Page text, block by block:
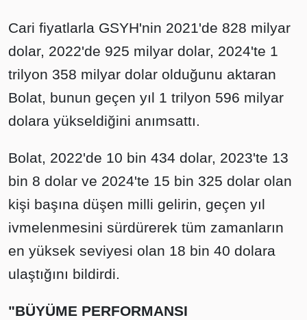
Cari fiyatlarla GSYH'nin 2021'de 828 milyar
dolar, 2022'de 925 milyar dolar, 2024'te 1
trilyon 358 milyar dolar olduğunu aktaran
Bolat, bunun geçen yıl 1 trilyon 596 milyar
dolara yükseldiğini anımsattı.
Bolat, 2022'de 10 bin 434 dolar, 2023'te 13
bin 8 dolar ve 2024'te 15 bin 325 dolar olan
kişi başına düşen milli gelirin, geçen yıl
ivmelenmesini sürdürerek tüm zamanların
en yüksek seviyesi olan 18 bin 40 dolara
ulaştığını bildirdi.
"BÜYÜME PERFORMANSI